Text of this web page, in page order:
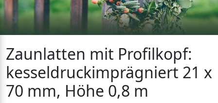
Zaunlatten mit Profilkopf:
kesseldruckimprägniert 21 x
70 mm, Höhe 0,8 m